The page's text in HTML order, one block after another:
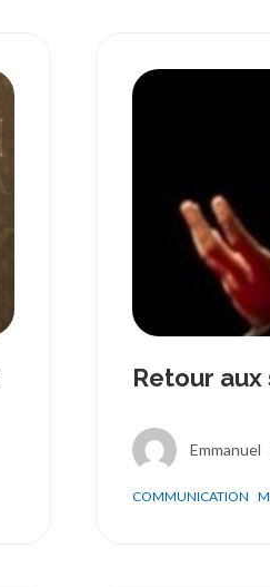
Retour aux
Emmanuel
COMMUNICATION